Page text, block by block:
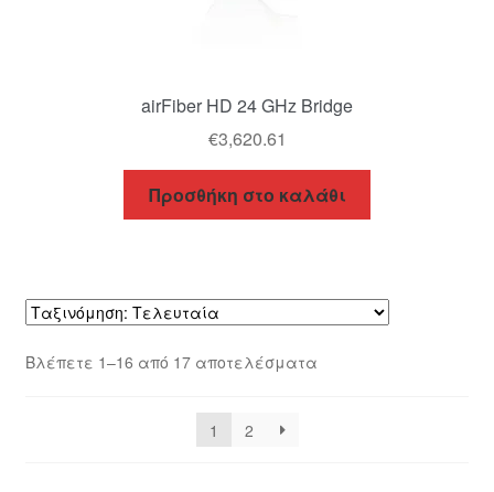
airFiber HD 24 GHz Bridge
€3,620.61
Προσθήκη στο καλάθι
Βλέπετε 1–16 από 17 αποτελέσματαSorted
1
2